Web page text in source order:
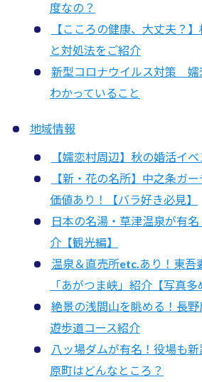
度なの？
【こころの健康、大丈夫？
と対処法をご紹介
新型コロナウイルス対策 嬬
わかっていること
地域情報
【嬬恋村周辺】秋の婚活イベ
【新・花の名所】中之条ガ
価値あり！【バラ好き必見】
日本の名湯・草津温泉が有
介【観光編】
温泉＆直売所etc.あり！東吾
「あがつま峡」紹介【写真多
絶景の浅間山を眺める！長
遊歩道コース紹介
八ッ場ダムが有名！役場も
原町はどんなところ？